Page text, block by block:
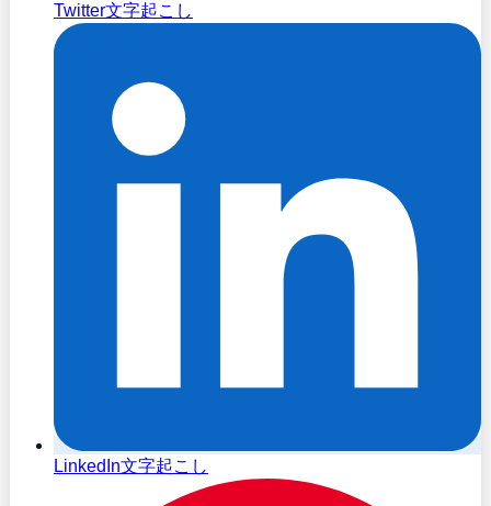
Twitter文字起こし
LinkedIn文字起こし